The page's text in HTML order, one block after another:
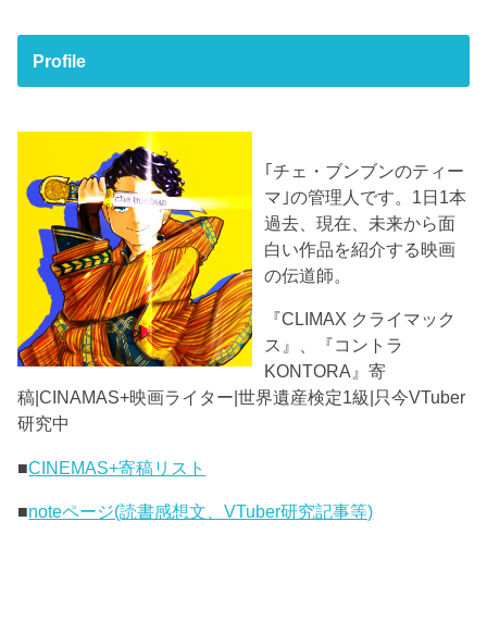
Profile
｢チェ・ブンブンのティー
マ｣の管理人です。1日1本
過去、現在、未来から面
白い作品を紹介する映画
の伝道師。
『CLIMAX クライマック
ス』、『コントラ
KONTORA』寄
稿|CINAMAS+映画ライター|世界遺産検定1級|只今VTuber
研究中
■CINEMAS+寄稿リスト
■noteページ(読書感想文、VTuber研究記事等)